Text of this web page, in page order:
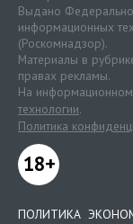
Выдано
информационных
(Роскомнадзор).
Материалы в
правах рекламы.
На
технологии.
Политика
18+
ПОЛИТИКА